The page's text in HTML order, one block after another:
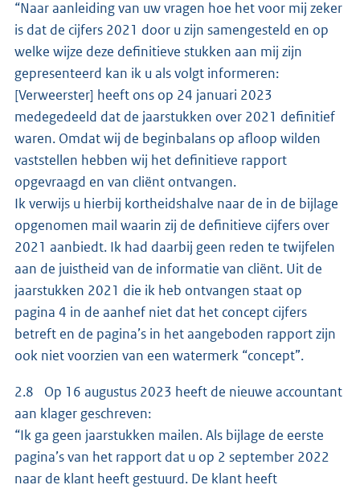
“Naar aanleiding van uw vragen hoe het voor mij zeker
is dat de cijfers 2021 door u zijn samengesteld en op
welke wijze deze definitieve stukken aan mij zijn
gepresenteerd kan ik u als volgt informeren:
[Verweerster] heeft ons op 24 januari 2023
medegedeeld dat de jaarstukken over 2021 definitief
waren. Omdat wij de beginbalans op afloop wilden
vaststellen hebben wij het definitieve rapport
opgevraagd en van cliënt ontvangen.
Ik verwijs u hierbij kortheidshalve naar de in de bijlage
opgenomen mail waarin zij de definitieve cijfers over
2021 aanbiedt. Ik had daarbij geen reden te twijfelen
aan de juistheid van de informatie van cliënt. Uit de
jaarstukken 2021 die ik heb ontvangen staat op
pagina 4 in de aanhef niet dat het concept cijfers
betreft en de pagina’s in het aangeboden rapport zijn
ook niet voorzien van een watermerk “concept”.
2.8 Op 16 augustus 2023 heeft de nieuwe accountant
aan klager geschreven:
“Ik ga geen jaarstukken mailen. Als bijlage de eerste
pagina’s van het rapport dat u op 2 september 2022
naar de klant heeft gestuurd. De klant heeft